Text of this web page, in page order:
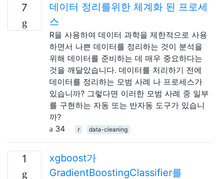
7
데이터 정리를위한 체계화 된 프로세
스
R을 사용하여 데이터 과학을 제한적으로 사용
하면서 나쁜 데이터를 정리하는 것이 분석을
위해 데이터를 준비하는 데 매우 중요하다는
것을 깨달았습니다. 데이터를 처리하기 전에
데이터를 정리하는 모범 사례 나 프로세스가
있습니까? 그렇다면 이러한 모범 사례 중 일부
를 구현하는 자동 또는 반자동 도구가 있습니
까?
34
r data-cleaning
1
xgboost가
GradientBoostingClassifier를